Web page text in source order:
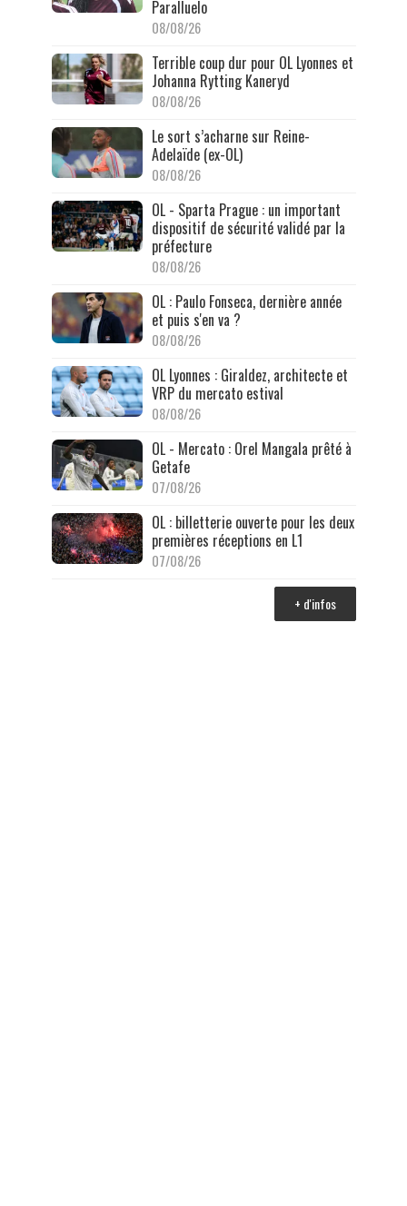
Paralluelo
08/08/26
Terrible coup dur pour OL Lyonnes et
Johanna Rytting Kaneryd
08/08/26
Le sort s’acharne sur Reine-
Adelaïde (ex-OL)
08/08/26
OL - Sparta Prague : un important
dispositif de sécurité validé par la
préfecture
08/08/26
OL : Paulo Fonseca, dernière année
et puis s'en va ?
08/08/26
OL Lyonnes : Giraldez, architecte et
VRP du mercato estival
08/08/26
OL - Mercato : Orel Mangala prêté à
Getafe
07/08/26
OL : billetterie ouverte pour les deux
premières réceptions en L1
07/08/26
+ d'infos